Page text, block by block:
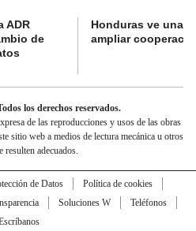
ADR
de
Honduras ve una
ampliar
los derechos reservados.
de las reproducciones y usos de las obras
sitio web a medios de lectura mecánica u otros
resulten adecuados.
de Datos
Política de cookies
Soluciones W
Teléfonos